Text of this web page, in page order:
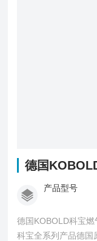
德国KOBOLD
产品型号
德国KOBOLD科宝
科宝全系列产品德国